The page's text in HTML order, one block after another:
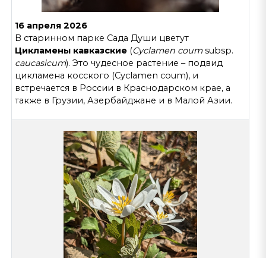
16 апреля 2026
В старинном парке Сада Души цветут
Цикламены кавказские (Cyclamen coumsubsp.
caucasicum). Это чудесное растение – подвид
цикламена косского (Cyclamen coum), и
встречается в России в Краснодарском крае, а
также в Грузии, Азербайджане и в Малой Азии.